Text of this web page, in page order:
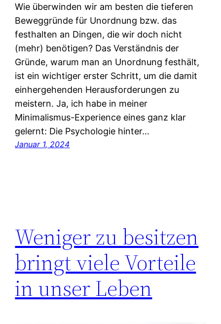
Wie überwinden wir am besten die tieferen
Beweggründe für Unordnung bzw. das
festhalten an Dingen, die wir doch nicht
(mehr) benötigen? Das Verständnis der
Gründe, warum man an Unordnung festhält,
ist ein wichtiger erster Schritt, um die damit
einhergehenden Herausforderungen zu
meistern. Ja, ich habe in meiner
Minimalismus-Experience eines ganz klar
gelernt: Die Psychologie hinter…
Januar 1, 2024
Weniger zu besitzen
bringt viele Vorteile
in unser Leben